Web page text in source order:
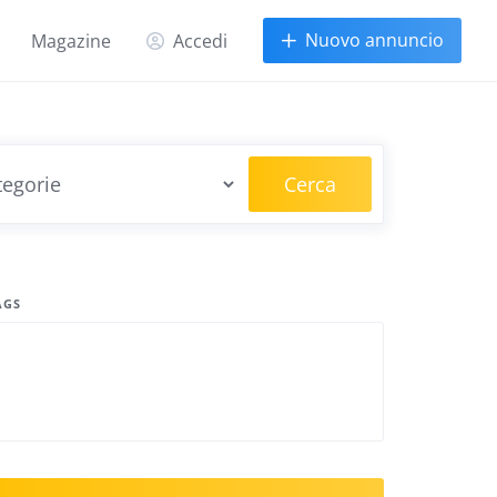
Magazine Accedi Nuovo annuncio
Cerca